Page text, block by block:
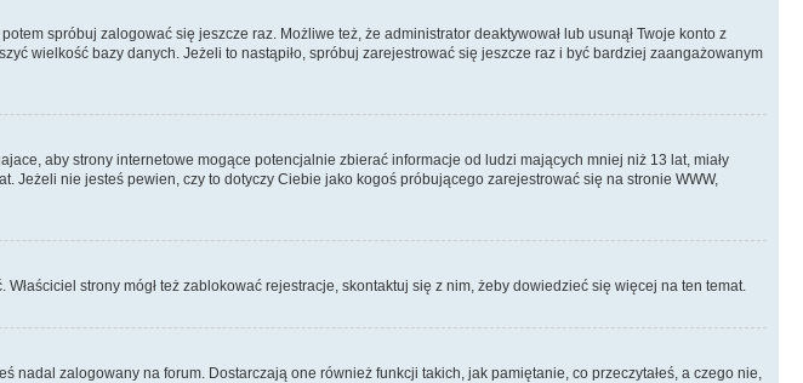
spróbuj zalogować się jeszcze raz. Możliwe też, że administrator deaktywował lub usunął Twoje konto z
wielkość bazy danych. Jeżeli to nastąpiło, spróbuj zarejestrować się jeszcze raz i być bardziej zaangażowanym
aby strony internetowe mogące potencjalnie zbierać informacje od ludzi mających mniej niż 13 lat, miały
nie jesteś pewien, czy to dotyczy Ciebie jako kogoś próbującego zarejestrować się na stronie WWW,
strony mógł też zablokować rejestracje, skontaktuj się z nim, żeby dowiedzieć się więcej na ten temat.
nadal zalogowany na forum. Dostarczają one również funkcji takich, jak pamiętanie, co przeczytałeś, a czego nie,